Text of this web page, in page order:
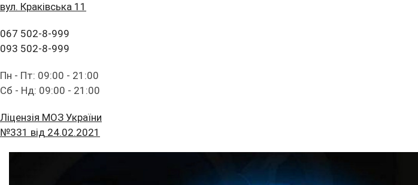
вул. Краківська 11
067 502-8-999
093 502-8-999
Пн - Пт: 09:00 - 21:00
Сб - Нд: 09:00 - 21:00
Ліцензія МОЗ України
№331 від 24.02.2021